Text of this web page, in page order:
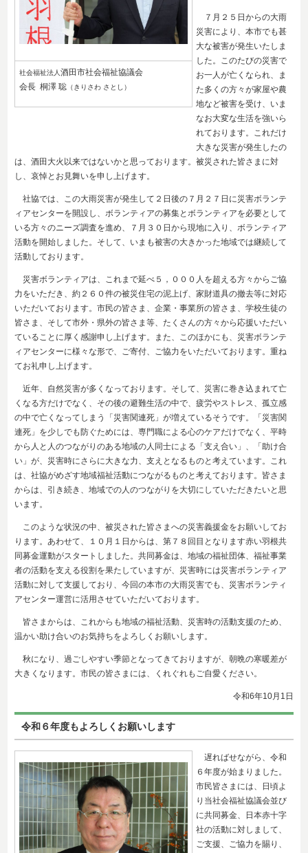
社会福祉法人酒田市社会福祉協議会
会長 桐澤 聡 （きりさわ さとし）
７月２５日からの大雨
災害により、本市でも甚
大な被害が発生いたしま
した。このたびの災害で
お一人が亡くなられ、ま
た多くの方々が家屋や農
地など被害を受け、いま
なお大変な生活を強いら
れております。これだけ
大きな災害が発生したの
は、酒田大火以来ではないかと思っております。被災された皆さまに対
し、哀悼とお見舞いを申し上げます。
社協では、この大雨災害が発生して２日後の７月２７日に災害ボランテ
ィアセンターを開設し、ボランティアの募集とボランティアを必要として
いる方々のニーズ調査を進め、７月３０日から現地に入り、ボランティア
活動を開始しました。そして、いまも被害の大きかった地域では継続して
活動しております。
災害ボランティアは、これまで延べ５，０００人を超える方々からご協
力をいただき、約２６０件の被災住宅の泥上げ、家財道具の撤去等に対応
いただいております。市民の皆さま、企業・事業所の皆さま、学校生徒の
皆さま、そして市外・県外の皆さま等、たくさんの方々から応援いただい
ていることに厚く感謝申し上げます。また、このほかにも、災害ボランテ
ィアセンターに様々な形で、ご寄付、ご協力をいただいております。重ね
てお礼申し上げます。
近年、自然災害が多くなっております。そして、災害に巻き込まれて亡
くなる方だけでなく、その後の避難生活の中で、疲労やストレス、孤立感
の中で亡くなってしまう「災害関連死」が増えているそうです。「災害関
連死」を少しでも防ぐためには、専門職による心のケアだけでなく、平時
から人と人のつながりのある地域の人同士による「支え合い」、「助け合
い」が、災害時にさらに大きな力、支えとなるものと考えています。これ
は、社協がめざす地域福祉活動につながるものと考えております。皆さま
からは、引き続き、地域での人のつながりを大切にしていただきたいと思
います。
このような状況の中、被災された皆さまへの災害義援金をお願いしてお
ります。あわせて、１０月１日からは、第７８回目となります赤い羽根共
同募金運動がスタートしました。共同募金は、地域の福祉団体、福祉事業
者の活動を支える役割を果たしていますが、災害時には災害ボランティア
活動に対して支援しており、今回の本市の大雨災害でも、災害ボランティ
アセンター運営に活用させていただいております。
皆さまからは、これからも地域の福祉活動、災害時の活動支援のため、
温かい助け合いのお気持ちをよろしくお願いします。
秋になり、過ごしやすい季節となってきておりますが、朝晩の寒暖差が
大きくなります。市民の皆さまには、くれぐれもご自愛ください。
令和6年10月1日
令和６年度もよろしくお願いします
遅ればせながら、令和
６年度が始まりました。
市民皆さまには、日頃よ
り当社会福祉協議会並び
に共同募金、日本赤十字
社の活動に対しまして、
ご支援、ご協力を賜り、